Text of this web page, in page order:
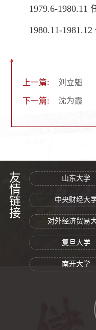
1979.6-1980.11
1980.11-
上一篇: 刘立魁
下一篇: 沈为霞
友情链接 山东大学
中央财经大
对外经济贸易
复旦大学
南开大学